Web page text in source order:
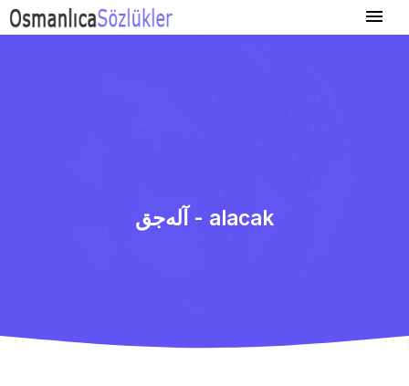
آله‌جق - alacak